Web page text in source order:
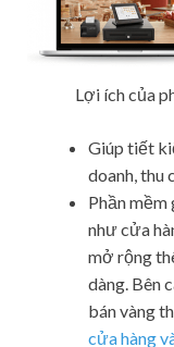
Lợi ích của
Giúp tiết
doanh, thu
Phần mềm
như cửa
mở rộng
dàng. Bên
bán vàng
cửa hàng